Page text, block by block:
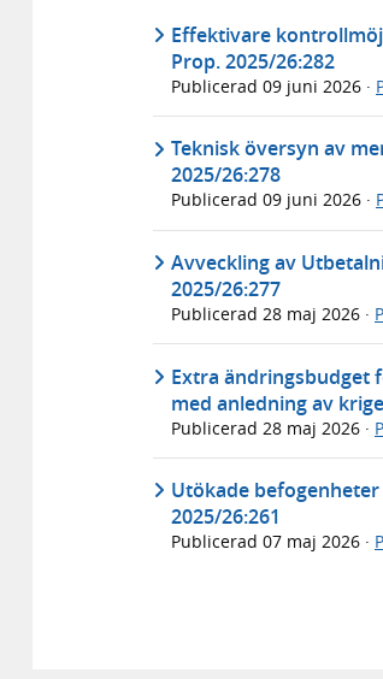
Effektivare
Prop. 2025/26:282
Publicerad 09 juni 2026 ·
Teknisk översyn av
2025/26:278
Publicerad 09 juni 2026 ·
Avveckling av
2025/26:277
Publicerad 28 maj 2026 ·
Extra ändringsbudget
med anledning av
Publicerad 28 maj 2026 ·
Utökade
2025/26:261
Publicerad 07 maj 2026 ·